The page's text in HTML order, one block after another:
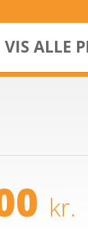
VIS ALLE
kr.